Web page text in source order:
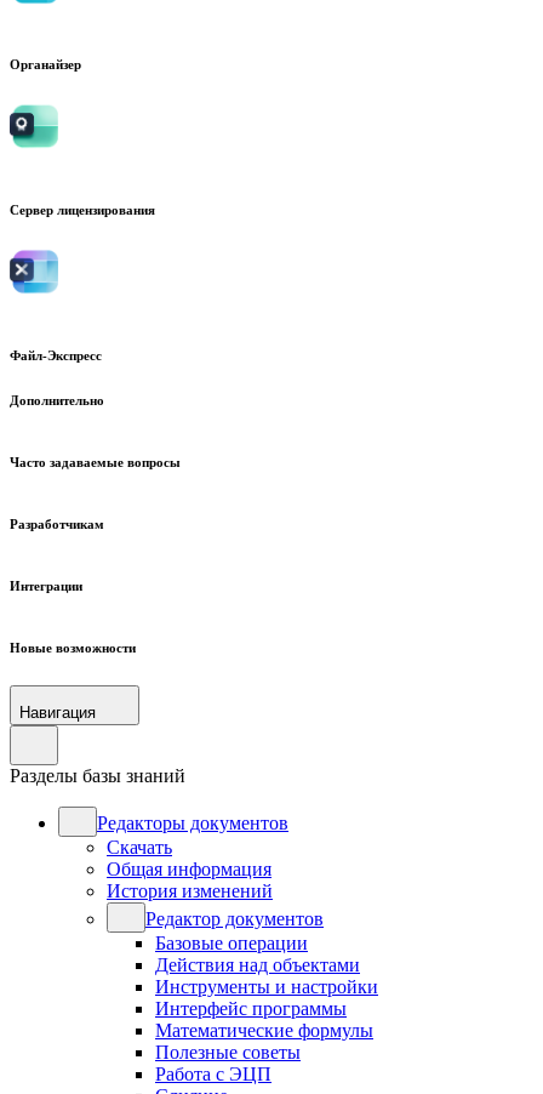
Органайзер
Сервер лицензирования
Файл-Экспресс
Дополнительно
Часто задаваемые вопросы
Разработчикам
Интеграции
Новые возможности
Навигация
Разделы базы знаний
Редакторы документов
Скачать
Общая информация
История изменений
Редактор документов
Базовые операции
Действия над объектами
Инструменты и настройки
Интерфейс программы
Математические формулы
Полезные советы
Работа с ЭЦП